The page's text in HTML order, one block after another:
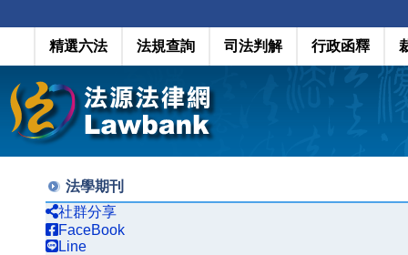
精選六法 法規查詢 司法判解 行政函釋
法學期刊
社群分享
FaceBook
Line